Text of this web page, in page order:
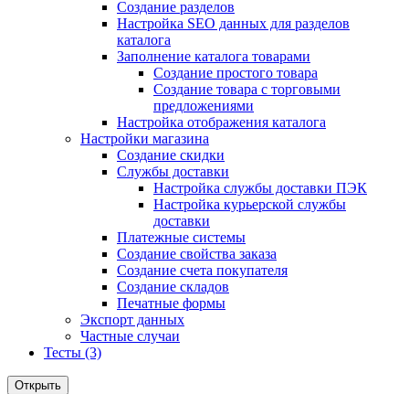
Создание разделов
Настройка SEO данных для разделов
каталога
Заполнение каталога товарами
Создание простого товара
Создание товара с торговыми
предложениями
Настройка отображения каталога
Настройки магазина
Создание скидки
Службы доставки
Настройка службы доставки ПЭК
Настройка курьерской службы
доставки
Платежные системы
Создание свойства заказа
Создание счета покупателя
Создание складов
Печатные формы
Экспорт данных
Частные случаи
Тесты (3)
Открыть